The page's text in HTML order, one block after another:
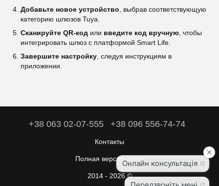
Добавьте новое устройство , выбрав соответствующую
категорию шлюзов Tuya.
Сканируйте QR-код или введите код вручную , чтобы
интегрировать шлюз с платформой Smart Life.
Завершите настройку, следуя инструкциям в
приложении.
+38 063 02-07-555 +38 096 556-74-74
Контакты
Полная версия сайта
2014 - 2026 ©